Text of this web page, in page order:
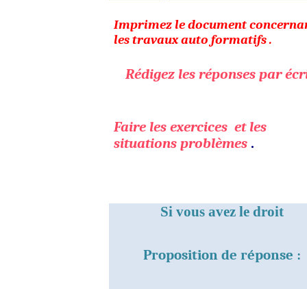
Imprimez le document
les travaux autoformatifs .
Rédigez les réponses par
Faire les exercices et les
situationsproblèmes .
Si vous avez le droit
Proposition de réponse :